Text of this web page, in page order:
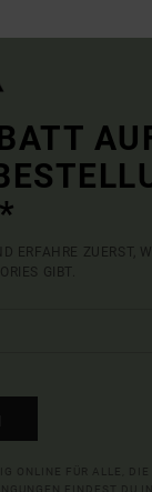
ERFAHRE ZUERST,
GIBT.